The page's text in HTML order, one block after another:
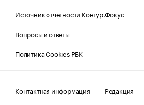
Источник отчетности Контур.Фокус
Вопросы и ответы
Политика Cookies РБК
Контактная информация Редакция